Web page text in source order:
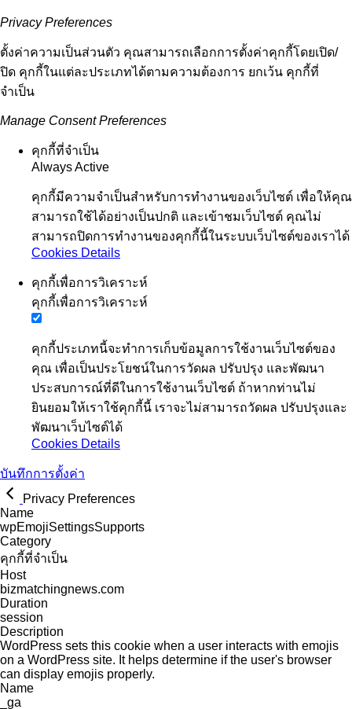
Privacy Preferences
ตั้งค่าความเป็นส่วนตัว คุณสามารถเลือกการตั้งค่าคุกกี้โดยเปิด/
ปิด คุกกี้ในแต่ละประเภทได้ตามความต้องการ ยกเว้น คุกกี้ที่
จำเป็น
Manage Consent Preferences
คุกกี้ที่จำเป็น
Always Active
คุกกี้มีความจำเป็นสำหรับการทำงานของเว็บไซต์ เพื่อให้คุณ
สามารถใช้ได้อย่างเป็นปกติ และเข้าชมเว็บไซต์ คุณไม่
สามารถปิดการทำงานของคุกกี้นี้ในระบบเว็บไซต์ของเราได้
Cookies Details
คุกกี้เพื่อการวิเคราะห์
คุกกี้เพื่อการวิเคราะห์
คุกกี้ประเภทนี้จะทำการเก็บข้อมูลการใช้งานเว็บไซต์ของ
คุณ เพื่อเป็นประโยชน์ในการวัดผล ปรับปรุง และพัฒนา
ประสบการณ์ที่ดีในการใช้งานเว็บไซต์ ถ้าหากท่านไม่
ยินยอมให้เราใช้คุกกี้นี้ เราจะไม่สามารถวัดผล ปรับปรุงและ
พัฒนาเว็บไซต์ได้
Cookies Details
บันทึกการตั้งค่า
Privacy Preferences
Name
wpEmojiSettingsSupports
Category
คุกกี้ที่จำเป็น
Host
bizmatchingnews.com
Duration
session
Description
WordPress sets this cookie when a user interacts with emojis
on a WordPress site. It helps determine if the user's browser
can display emojis properly.
Name
_ga